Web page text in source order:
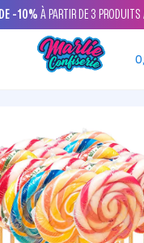
-10% À PARTIR DE 3 PRODUITS